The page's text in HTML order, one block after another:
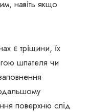
навіть якщо
є тріщини, їх
шпателя чи
поверхню слід